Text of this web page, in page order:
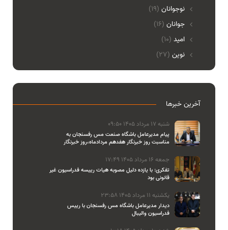
نوجوانان (19)
جوانان (16)
امید (10)
نوین (27)
آخرین خبرها
شنبه 17 مرداد 1405 09:50
پیام مدیرعامل باشگاه صنعت مس رفسنجان به
مناسبت روز خبرنگار هفدهم مردادماه،روز خبرنگار
جمعه 16 مرداد 1405 17:49
تفکری: با یازده دلیل مصوبه هیات رییسه فدراسیون غیر
قانونی بود
یکشنبه 11 مرداد 1405 23:58
دیدار مدیرعامل باشگاه مس رفسنجان با رییس
فدراسیون والیبال